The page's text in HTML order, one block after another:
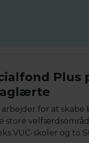
for at
store
VUC-skoler og to